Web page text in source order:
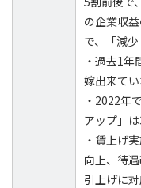
の企業収
で、「減
・過去1
嫁出来て
・2022年
アップ」
・賃上げ
向上、待
引上げに